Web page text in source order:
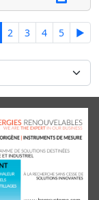
2 3 4 5 ►